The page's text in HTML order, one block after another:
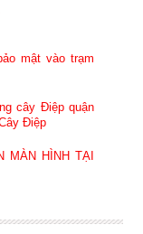
mật vào trạm
cây Điệp quận
Điệp
MÀN HÌNH TẠI